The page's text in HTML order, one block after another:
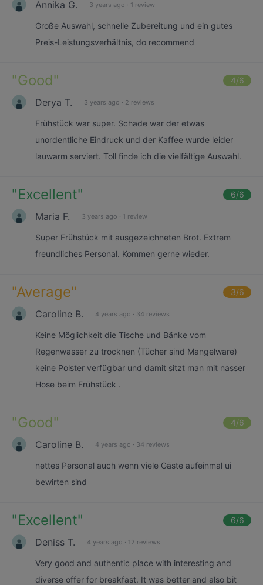
Annika G. 3 years ago · 1 review
Große Auswahl, schnelle Zubereitung und ein gutes
Preis-Leistungsverhältnis, do recommend
"Good" 4/6
Derya T. 3 years ago · 2 reviews
Frühstück war super. Schade war der etwas
unordentliche Eindruck und der Kaffee wurde leider
lauwarm serviert. Toll finde ich die vielfältige Auswahl.
"Excellent" 6/6
Maria F. 3 years ago · 1 review
Super Frühstück mit ausgezeichneten Brot. Extrem
freundliches Personal. Kommen gerne wieder.
"Average" 3/6
Caroline B. 4 years ago · 34 reviews
Keine Möglichkeit die Tische und Bänke vom
Regenwasser zu trocknen (Tücher sind Mangelware)
keine Polster verfügbar und damit sitzt man mit nasser
Hose beim Frühstück .
"Good" 4/6
Caroline B. 4 years ago · 34 reviews
nettes Personal auch wenn viele Gäste aufeinmal ui
bewirten sind
"Excellent" 6/6
Deniss T. 4 years ago · 12 reviews
Very good and authentic place with interesting and
diverse offer for breakfast. It was better and also bit